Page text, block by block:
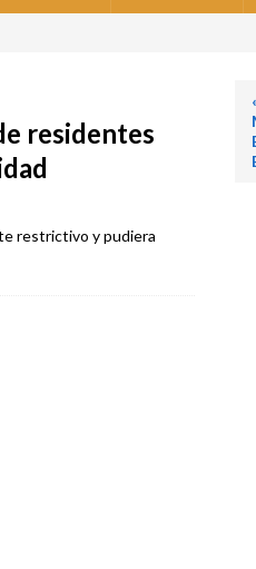
residentes
restrictivo y pudiera